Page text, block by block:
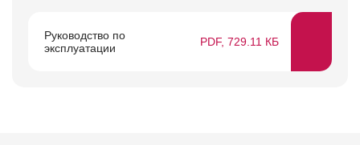
Руководство по
эксплуатации
PDF, 729.11 КБ